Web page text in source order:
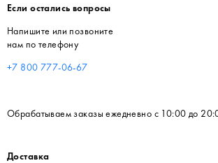
Если остались вопросы
Напишите или позвоните
нам по телефону
+7 800 777-06-67
Обрабатываем заказы ежедневно с 10:00 до
Доставка